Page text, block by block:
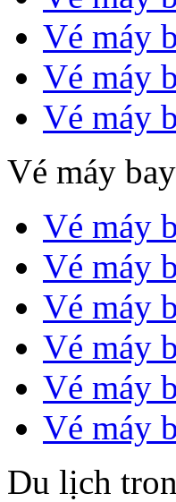
Vé máy
Vé máy
Vé máy
Vé máy
Vé máy
Vé máy
Vé máy
Vé máy
Vé máy
Vé máy
Du lịch